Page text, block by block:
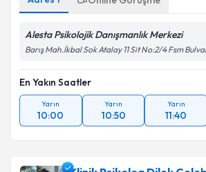
Adres 1 Online Görüşme
Alesta Psikolojik Danışmanlık Merkezi
Barış Mah.İkbal Sok Atalay 11 Sit No:2/4 Fsm Bulvarı
En Yakın Saatler
Yarın
10:00
Yarın
10:50
Yarın
11:40